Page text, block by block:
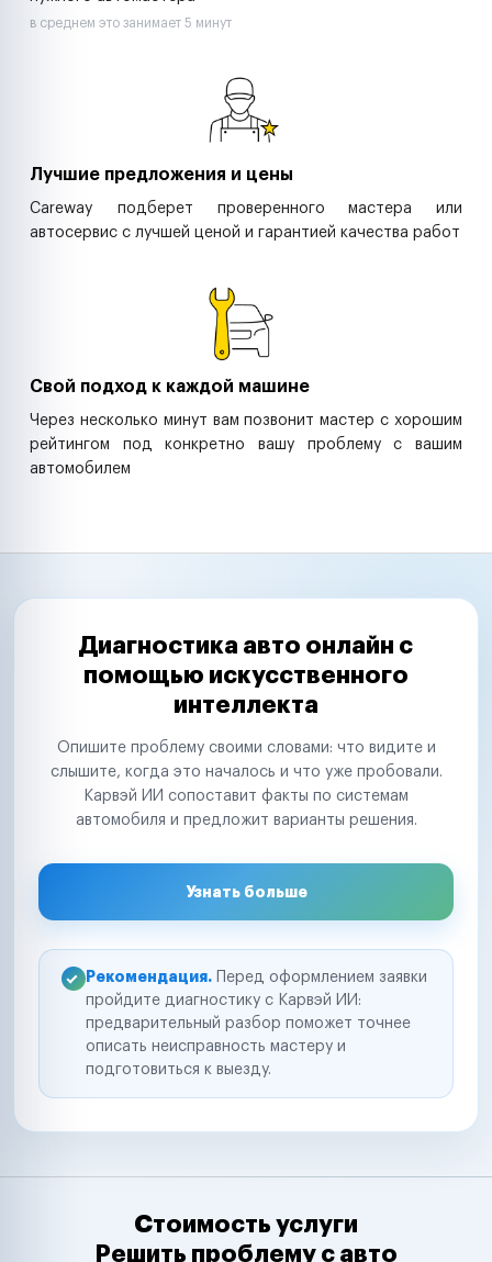
в среднем это занимает 5 минут
Лучшие предложения и цены
Careway подберет проверенного мастера или
автосервис с лучшей ценой и гарантией качества работ
Свой подход к каждой машине
Через несколько минут вам позвонит мастер с хорошим
рейтингом под конкретно вашу проблему с вашим
автомобилем
Диагностика авто онлайн с
помощью искусственного
интеллекта
Опишите проблему своими словами: что видите и
слышите, когда это началось и что уже пробовали.
Карвэй ИИ сопоставит факты по системам
автомобиля и предложит варианты решения.
Узнать больше
Рекомендация. Перед оформлением заявки
пройдите диагностику с Карвэй ИИ:
предварительный разбор поможет точнее
описать неисправность мастеру и
подготовиться к выезду.
Стоимость услуги
Решить проблему с авто